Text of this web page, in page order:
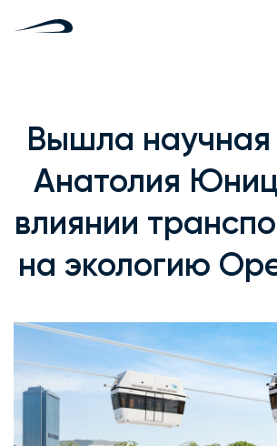
Вышла научная
Анатолия
влиянии
на экологию